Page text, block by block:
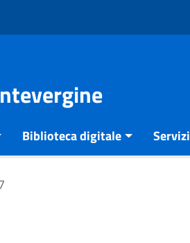
Biblioteca digitale Servizi